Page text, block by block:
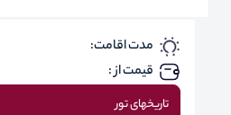
مدت اقامت:
قیمت از :
تاریخهای تور